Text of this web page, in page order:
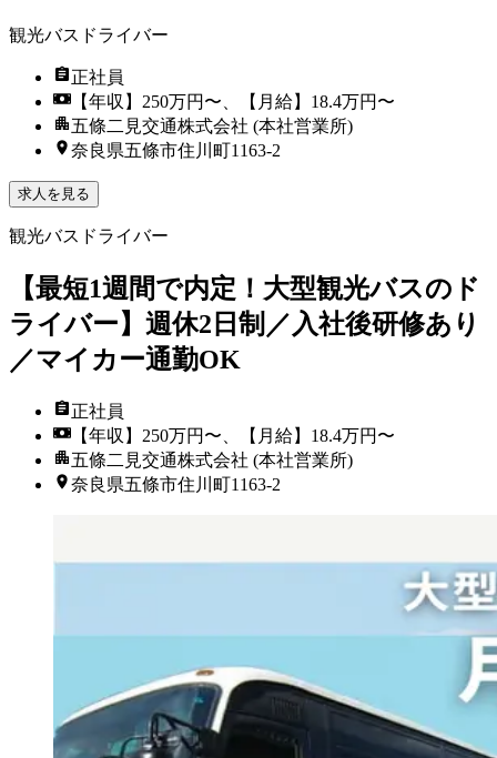
観光バスドライバー
正社員
【年収】250万円〜、【月給】18.4万円〜
五條二見交通株式会社 (本社営業所)
奈良県五條市住川町1163-2
求人を見る
観光バスドライバー
【最短1週間で内定！大型観光バスのド
ライバー】週休2日制／入社後研修あり
／マイカー通勤OK
正社員
【年収】250万円〜、【月給】18.4万円〜
五條二見交通株式会社 (本社営業所)
奈良県五條市住川町1163-2